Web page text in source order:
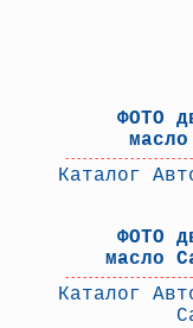
ФОТО
Каталог
ФОТО
масло
Каталог